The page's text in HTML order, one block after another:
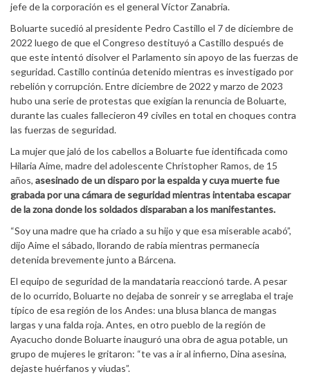
jefe de la corporación es el general Víctor Zanabria.
Boluarte sucedió al presidente Pedro Castillo el 7 de diciembre de
2022 luego de que el Congreso destituyó a Castillo después de
que este intentó disolver el Parlamento sin apoyo de las fuerzas de
seguridad. Castillo continúa detenido mientras es investigado por
rebelión y corrupción. Entre diciembre de 2022 y marzo de 2023
hubo una serie de protestas que exigían la renuncia de Boluarte,
durante las cuales fallecieron 49 civiles en total en choques contra
las fuerzas de seguridad.
La mujer que jaló de los cabellos a Boluarte fue identificada como
Hilaria Aime, madre del adolescente Christopher Ramos, de 15
años, asesinado de un disparo por la espalda y cuya muerte fue
grabada por una cámara de seguridad mientras intentaba escapar
de la zona donde los soldados disparaban a los manifestantes.
“Soy una madre que ha criado a su hijo y que esa miserable acabó”,
dijo Aime el sábado, llorando de rabia mientras permanecía
detenida brevemente junto a Bárcena.
El equipo de seguridad de la mandataria reaccionó tarde. A pesar
de lo ocurrido, Boluarte no dejaba de sonreir y se arreglaba el traje
típico de esa región de los Andes: una blusa blanca de mangas
largas y una falda roja. Antes, en otro pueblo de la región de
Ayacucho donde Boluarte inauguró una obra de agua potable, un
grupo de mujeres le gritaron: “te vas a ir al infierno, Dina asesina,
dejaste huérfanos y viudas”.